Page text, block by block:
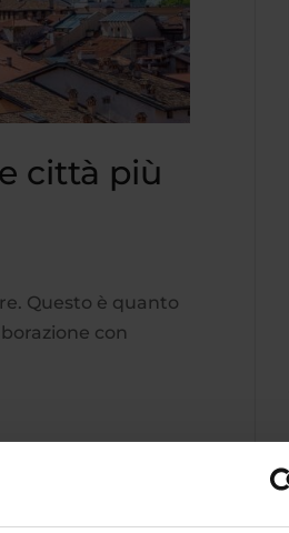
città più
Questo è quanto
con